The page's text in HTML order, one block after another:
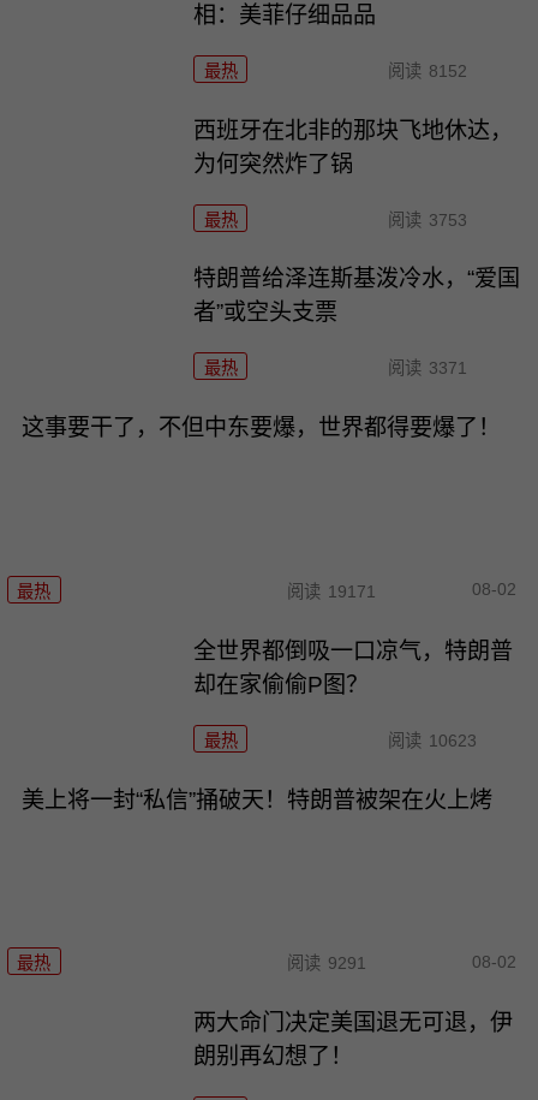
相：美菲仔细品品
最热 阅读 8152
西班牙在北非的那块飞地休达，
为何突然炸了锅
最热 阅读 3753
特朗普给泽连斯基泼冷水，“爱国
者”或空头支票
最热 阅读 3371
这事要干了，不但中东要爆，世界都得要爆了！
最热 阅读 19171 08-02
全世界都倒吸一口凉气，特朗普
却在家偷偷P图？
最热 阅读 10623
美上将一封“私信”捅破天！特朗普被架在火上烤
最热 阅读 9291 08-02
两大命门决定美国退无可退，伊
朗别再幻想了！